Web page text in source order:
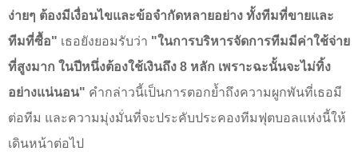
ง่ายๆ ต้องมีเงื่อนไขและข้อจำกัดหลายอย่าง ทั้งทีมที่ขายและ
ทีมที่ซื้อ" เธอยังยอมรับว่า "ในการบริหารจัดการทีมมีค่าใช้จ่าย
ที่สูงมาก ในปีหนึ่งต้องใช้เงินถึง 8 หลัก เพราะฉะนั้นจะไม่ทิ้ง
อย่างแน่นอน" คำกล่าวนี้เป็นการตอกย้ำถึงความผูกพันที่เธอมี
ต่อทีม และความมุ่งมั่นที่จะประคับประคองทีมฟุตบอลแห่งนี้ให้
เดินหน้าต่อไป